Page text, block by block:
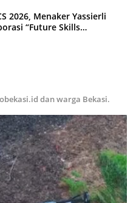
2026, Menaker Yassierli
“Future Skills
dan warga Bekasi.